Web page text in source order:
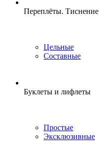
Переплёты. Тиснение
Цельные
Составные
Буклеты и лифлеты
Простые
Эксклюзивные